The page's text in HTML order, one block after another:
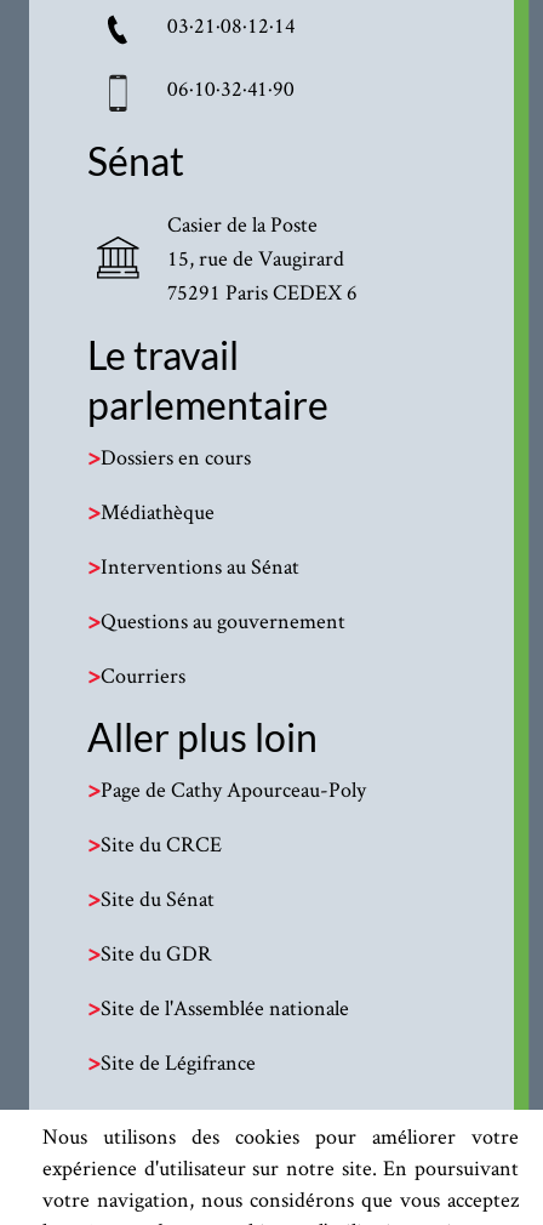
Nous utilisons des cookies pour améliorer votre
expérience d'utilisateur sur notre site. En poursuivant
votre navigation, nous considérons que vous acceptez
03·21·08·12·14
06·10·32·41·90
Sénat
Casier de la Poste
15, rue de Vaugirard
75291 Paris CEDEX 6
Le travail
parlementaire
>Dossiers en cours
>Médiathèque
>Interventions au Sénat
>Questions au gouvernement
>Courriers
Aller plus loin
>Page de Cathy Apourceau-Poly
>Site du CRCE
>Site du Sénat
>Site du GDR
>Site de l'Assemblée nationale
>Site de Légifrance